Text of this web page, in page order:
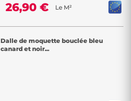
26,90 € Le M²
Dalle de moquette bouclée bleu
canard et noir...